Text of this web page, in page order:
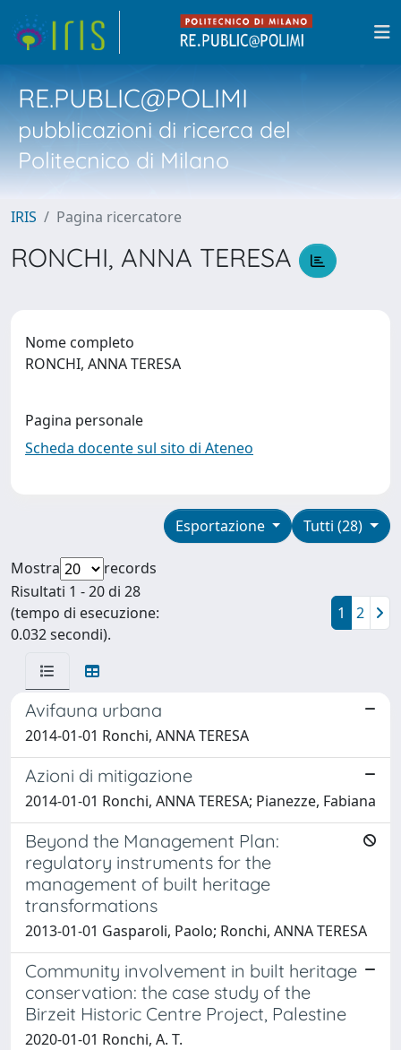
RE.PUBLIC@POLIMI
pubblicazioni di ricerca del
Politecnico di Milano
IRIS Pagina ricercatore
RONCHI, ANNA TERESA
Nome completo
RONCHI, ANNA TERESA
Pagina personale
Scheda docente sul sito di Ateneo
Tutti (28)
Esportazione
Mostra
records
Risultati 1 - 20 di 28
(tempo di esecuzione:
0.032 secondi).
1 2
Avifauna urbana
2014-01-01 Ronchi, ANNA TERESA
Azioni di mitigazione
2014-01-01 Ronchi, ANNA TERESA; Pianezze, Fabiana
Beyond the Management Plan:
regulatory instruments for the
management of built heritage
transformations
2013-01-01 Gasparoli, Paolo; Ronchi, ANNA TERESA
Community involvement in built heritage
conservation: the case study of the
Birzeit Historic Centre Project, Palestine
2020-01-01 Ronchi, A. T.